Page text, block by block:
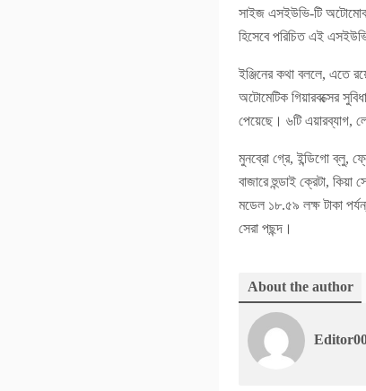
সাইজ এসইউভি-টি
হিসেবে পরিচিত এই
ইঞ্জিনের কথা বললে, এতে
অটোমেটিক গিয়ারবক্সের
পেয়েছে। ৬টি এয়ারব্যাগ,
মুনব্রো গ্রে, ইন্ডিগো ব্লু,
বাজারে হুন্ডাই ক্রেটা, কিয়া
মডেল ১৮.৫৯ লক্ষ টাকা
সেরা পছন্দ।
About the author